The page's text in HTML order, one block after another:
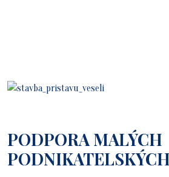
PODPORA MALÝCH